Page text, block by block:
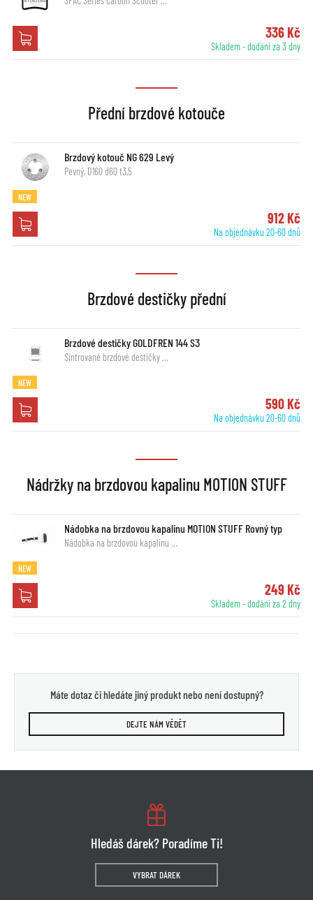
336 Kč
Skladem - dodání za 3 dny
Přední brzdové kotouče
Brzdový kotouč NG 629 Levý
Pevný, D160 d60 t3,5
NEW
912 Kč
Na objednávku 20-60 dnů
Brzdové destičky přední
Brzdové destičky GOLDFREN 144 S3
Sintrované brzdové destičky …
NEW
590 Kč
Na objednávku 20-60 dnů
Nádržky na brzdovou kapalinu MOTION STUFF
Nádobka na brzdovou kapalinu MOTION STUFF Rovný typ
Nádobka na brzdovou kapalinu …
NEW
249 Kč
Skladem - dodání za 2 dny
Máte dotaz či hledáte jiný produkt nebo není dostupný?
DEJTE NÁM VĚDĚT
Hledáš dárek? Poradíme Ti!
VYBRAT DÁREK